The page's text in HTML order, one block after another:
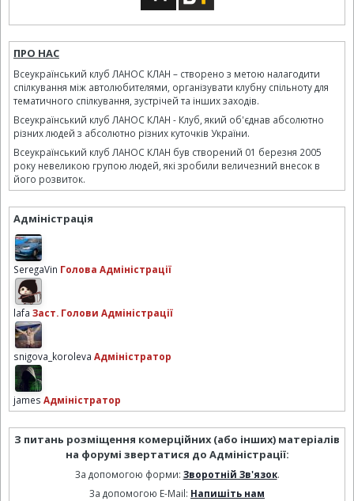
ПРО НАС
Всеукраїнський клуб ЛАНОС КЛАН – створено з метою налагодити
спілкування між автолюбителями, організувати клубну спільноту для
тематичного спілкування, зустрічей та інших заходів.
Всеукраїнський клуб ЛАНОС КЛАН - Клуб, який об'єднав абсолютно
різних людей з абсолютно різних куточків України.
Всеукраїнський клуб ЛАНОС КЛАН був створений 01 березня 2005
року невеликою групою людей, які зробили величезний внесок в
його розвиток.
Адміністрація
SeregaVin Голова Адміністрації
lafa Заст. Голови Адміністрації
snigova_koroleva Адміністратор
james Адміністратор
З питань розміщення комерційних (або інших) матеріалів
на форумі звертатися до Адміністрації:
За допомогою форми: Зворотній Зв'язок.
За допомогою E-Mail: Напишіть нам